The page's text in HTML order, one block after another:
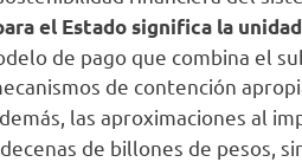
el Estado significa la
de pago que combina el
de contención
las aproximaciones al
de billones de pesos,